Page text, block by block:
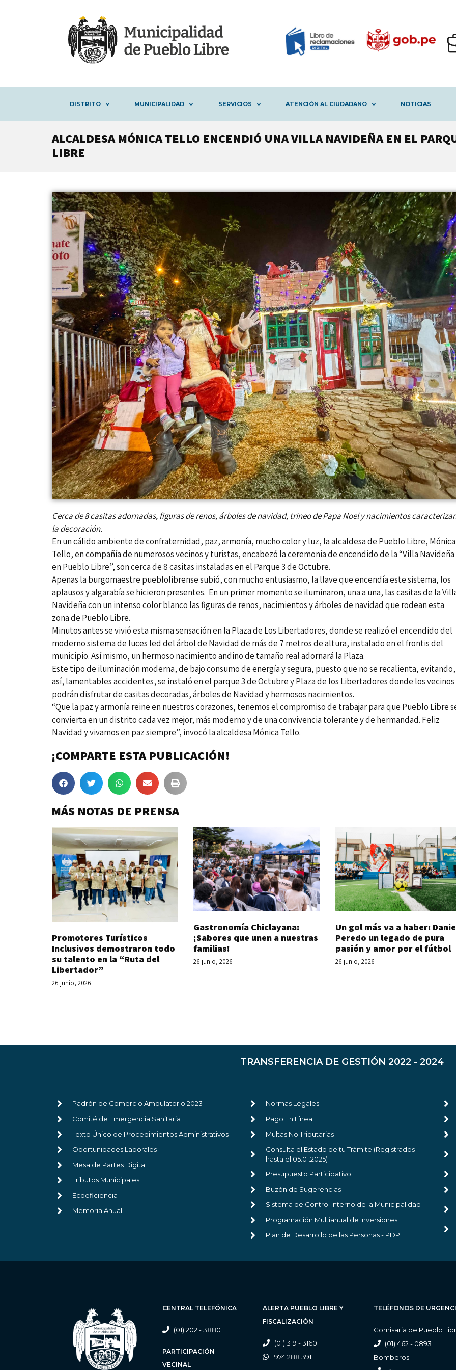
DISTRITO MUNICIPALIDAD SERVICIOS ATENCIÓN AL CIUDADANO NOTICIAS
ALCALDESA MÓNICA TELLO ENCENDIÓ UNA VILLA NAVIDEÑA EN EL
LIBRE
Cerca de 8 casitas adornadas, figuras de renos, árboles de navidad, trineo de Papa Noel y nacimientos
la decoración.
En un cálido ambiente de confraternidad, paz, armonía, mucho color y luz, la alcaldesa de Pueblo Libre, Mónica
Tello, en compañía de numerosos vecinos y turistas, encabezó la ceremonia de encendido de la “Villa Navideña
en Pueblo Libre”, son cerca de 8 casitas instaladas en el Parque 3 de Octubre.
Apenas la burgomaestre pueblolibrense subió, con mucho entusiasmo, la llave que encendía este sistema, los
aplausos y algarabía se hicieron presentes. En un primer momento se iluminaron, una a una, las casitas de la
Navideña con un intenso color blanco las figuras de renos, nacimientos y árboles de navidad que rodean esta
zona de Pueblo Libre.
Minutos antes se vivió esta misma sensación en la Plaza de Los Libertadores, donde se realizó el encendido del
moderno sistema de luces led del árbol de Navidad de más de 7 metros de altura, instalado en el frontis del
municipio. Así mismo, un hermoso nacimiento andino de tamaño real adornará la Plaza.
Este tipo de iluminación moderna, de bajo consumo de energía y segura, puesto que no se recalienta, evitando,
así, lamentables accidentes, se instaló en el parque 3 de Octubre y Plaza de los Libertadores donde los vecinos
podrán disfrutar de casitas decoradas, árboles de Navidad y hermosos nacimientos.
“Que la paz y armonía reine en nuestros corazones, tenemos el compromiso de trabajar para que Pueblo Libre
convierta en un distrito cada vez mejor, más moderno y de una convivencia tolerante y de hermandad. Feliz
Navidad y vivamos en paz siempre”, invocó la alcaldesa Mónica Tello.
¡COMPARTE ESTA PUBLICACIÓN!
MÁS NOTAS DE PRENSA
Promotores Turísticos
Inclusivos demostraron todo
su talento en la “Ruta del
Libertador”
26 junio, 2026
Gastronomía Chiclayana:
¡Sabores que unen a nuestras
familias!
26 junio, 2026
Un gol más va a haber:
Peredo un legado de pura
pasión y amor por el fútbol
26 junio, 2026
TRANSFERENCIA DE GESTIÓN 2022 - 2024
Padrón de Comercio Ambulatorio 2023
Comité de Emergencia Sanitaria
Texto Único de Procedimientos Administrativos
Oportunidades Laborales
Mesa de Partes Digital
Tributos Municipales
Ecoeficiencia
Memoria Anual
Normas Legales
Pago En Línea
Multas No Tributarias
Consulta el Estado de tu Trámite (Registrados
hasta el 05.01.2025)
Presupuesto Participativo
Buzón de Sugerencias
Sistema de Control Interno de la Municipalidad
Programación Multianual de Inversiones
Plan de Desarrollo de las Personas - PDP
CENTRAL TELEFÓNICA
(01) 202 - 3880
PARTICIPACIÓN
VECINAL
ALERTA PUEBLO LIBRE Y
FISCALIZACIÓN
(01) 319 - 3160
974 288 391
TELÉFONOS DE
Comisaria de Pueblo
(01) 462 - 0893
Bomberos